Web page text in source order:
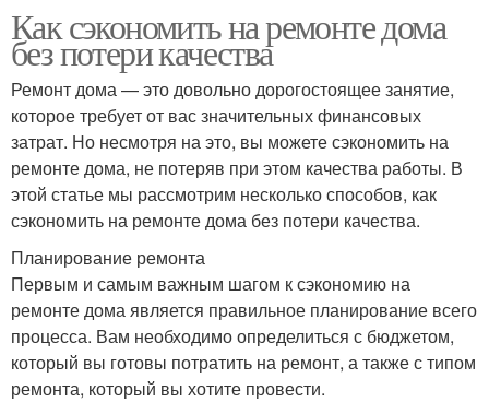
Как сэкономить на ремонте дома
без потери качества
Ремонт дома — это довольно дорогостоящее занятие,
которое требует от вас значительных финансовых
затрат. Но несмотря на это, вы можете сэкономить на
ремонте дома, не потеряв при этом качества работы. В
этой статье мы рассмотрим несколько способов, как
сэкономить на ремонте дома без потери качества.
Планирование ремонта
Первым и самым важным шагом к сэкономию на
ремонте дома является правильное планирование всего
процесса. Вам необходимо определиться с бюджетом,
который вы готовы потратить на ремонт, а также с типом
ремонта, который вы хотите провести.